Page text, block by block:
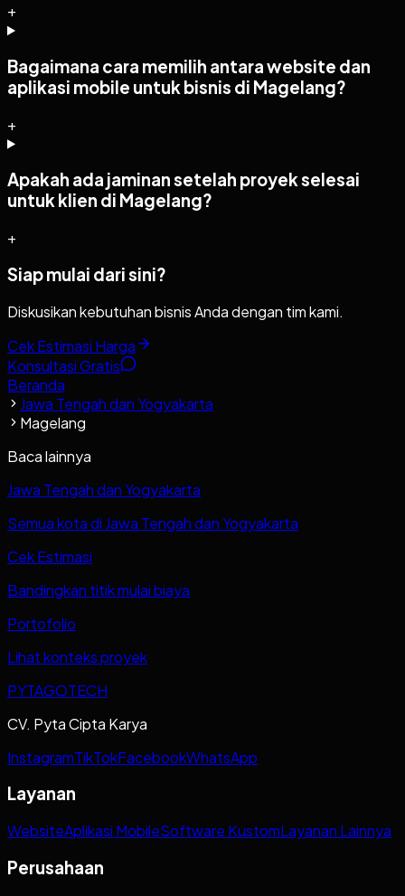
+
Bagaimana cara memilih antara website dan
aplikasi mobile untuk bisnis di Magelang?
+
Apakah ada jaminan setelah proyek selesai
untuk klien di Magelang?
+
Siap mulai dari sini?
Diskusikan kebutuhan bisnis Anda dengan tim kami.
Cek Estimasi Harga
Konsultasi Gratis
Beranda
Jawa Tengah dan Yogyakarta
Magelang
Baca lainnya
Jawa Tengah dan Yogyakarta
Semua kota di Jawa Tengah dan Yogyakarta
Cek Estimasi
Bandingkan titik mulai biaya
Portofolio
Lihat konteks proyek
PYTAGOTECH
CV. Pyta Cipta Karya
InstagramTikTokFacebookWhatsApp
Layanan
WebsiteAplikasi MobileSoftware KustomLayanan Lainnya
Perusahaan